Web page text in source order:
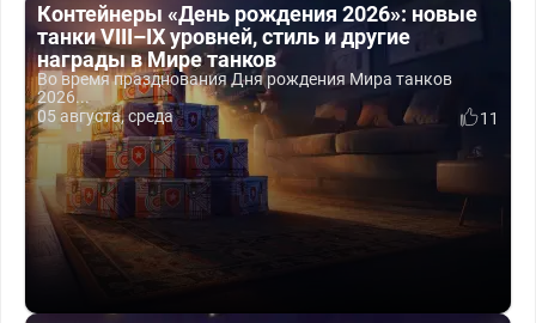
Контейнеры «День рождения 2026»: новые
танки VIII–IX уровней, стиль и другие
награды в Мире танков
Во время празднования Дня рождения Мира танков
2026...
05 августа, среда
11